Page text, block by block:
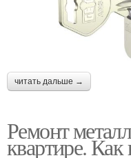
читать дальше →
Ремонт
квартире. Как